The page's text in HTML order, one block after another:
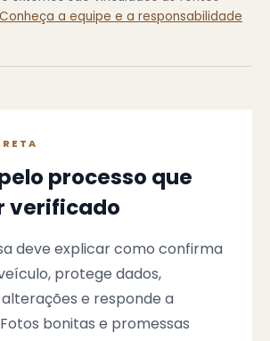
Conheça a equipe e a responsabilidade
processo que
verificado
deve explicar como confirma
protege dados,
e responde a
bonitas e promessas